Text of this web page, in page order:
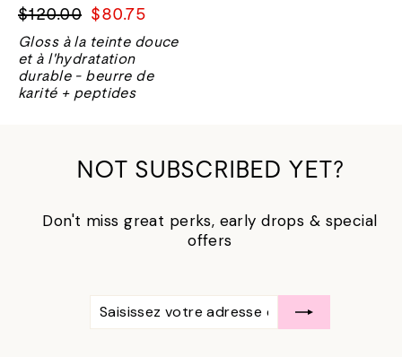
Prix
normal
$120.00 Prix
de
vente
$80.75
Gloss à la teinte douce
et à l'hydratation
durable - beurre de
karité + peptides
NOT SUBSCRIBED YET?
Don't miss great perks, early drops & special
offers
SAISISSEZ
VOTRE
ADRESSE
S'ABONNER